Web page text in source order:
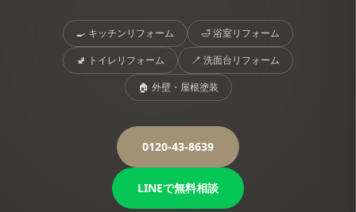
🍳 キッチンリフォーム 🛁浴室リフォーム
🚽 トイレリフォーム 🪥 洗面台リフォーム
🏠 外壁・屋根塗装
0120-43-8639
LINEで無料相談